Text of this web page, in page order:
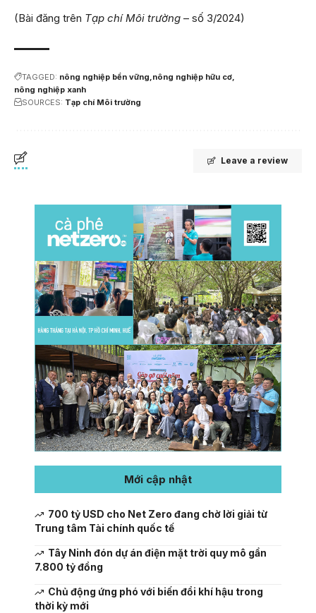
(Bài đăng trên Tạp chí Môi trường – số 3/2024)
TAGGED: nông nghiệp bền vững nông nghiệp hữu cơ
nông nghiệp xanh
SOURCES: Tạp chí Môi trường
Leave a review
Mới cập nhật
700 tỷ USD cho Net Zero đang chờ lời giải từ
Trung tâm Tài chính quốc tế
Tây Ninh đón dự án điện mặt trời quy mô gần
7.800 tỷ đồng
Chủ động ứng phó với biến đổi khí hậu trong
thời kỳ mới